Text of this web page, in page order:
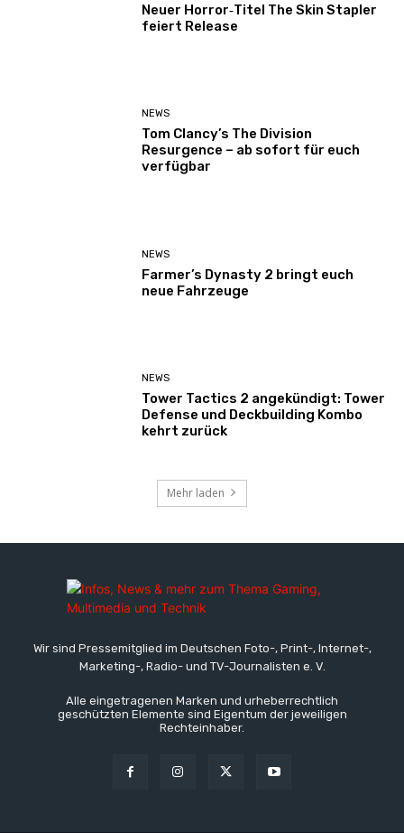
Neuer Horror‑Titel The Skin Stapler
feiert Release
NEWS
Tom Clancy’s The Division
Resurgence – ab sofort für euch
verfügbar
NEWS
Farmer’s Dynasty 2 bringt euch
neue Fahrzeuge
NEWS
Tower Tactics 2 angekündigt: Tower
Defense und Deckbuilding Kombo
kehrt zurück
Mehr laden
Wir sind Pressemitglied im Deutschen Foto-, Print-, Internet-,
Marketing-, Radio- und TV-Journalisten e. V.
Alle eingetragenen Marken und urheberrechtlich
geschützten Elemente sind Eigentum der jeweiligen
Rechteinhaber.